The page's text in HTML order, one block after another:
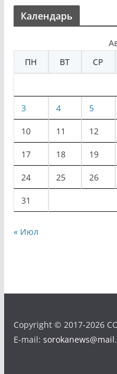
Календарь
ПН
ВТ СР
3 4 5
10 11 12
17 18 19
24 25 26
31
« Июл
Copyright © 2017-2026
E-mail: